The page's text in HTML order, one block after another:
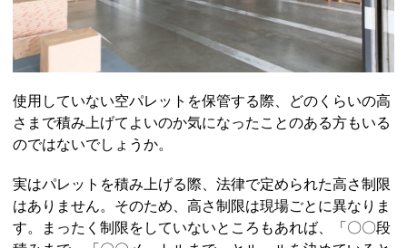
使用していない空パレットを保管する際、どのくらいの高
さまで積み上げてよいのか気になったことのある方もいる
のではないでしょうか。
実はパレットを積み上げる際、法律で定められた高さ制限
はありません。そのため、高さ制限は現場ごとに異なりま
す。まったく制限をしていないところもあれば、「〇〇段